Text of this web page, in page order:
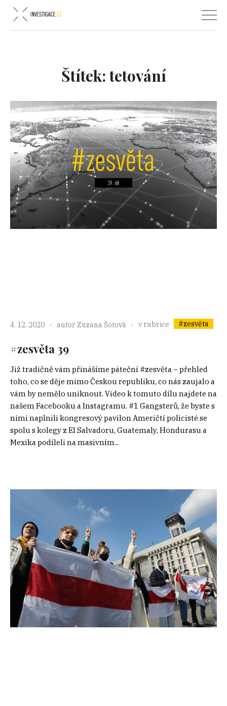
Štítek:tetování
4. 12. 2020 autor Zuzana Šotová v rubrice #zesvěta
#zesvěta 39
Již tradičně vám přinášíme páteční #zesvěta – přehled
toho, co se děje mimo Českou republiku, co nás zaujalo a
vám by nemělo uniknout. Video k tomuto dílu najdete na
našem Facebooku a Instagramu. #1 Gangsterů, že byste s
nimi naplnili kongresový pavilon Američtí policisté se
spolu s kolegy z El Salvadoru, Guatemaly, Hondurasu a
Mexika podíleli na masivním...